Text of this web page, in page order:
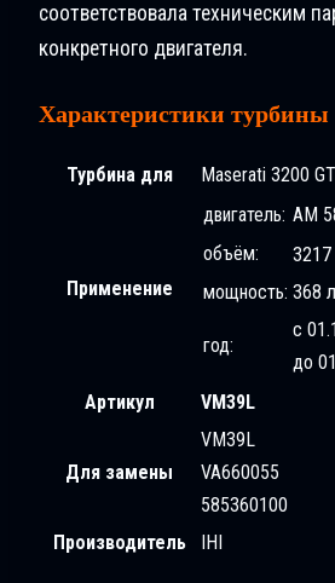
соответствовала техническим
конкретного двигателя.
Характеристики турбины
Турбина для Maserati 3200 GT
Применение
двигатель: AM
объём:
мощность: 368
год:
с
до
Артикул
VM39L
Для замены
VM39L
VA660055
585360100
Производитель
IHI